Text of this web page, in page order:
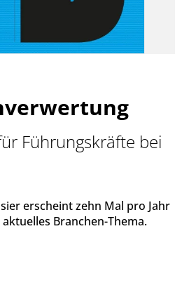
Führungskräfte bei
erscheint zehn Mal pro Jahr
Branchen-Thema.